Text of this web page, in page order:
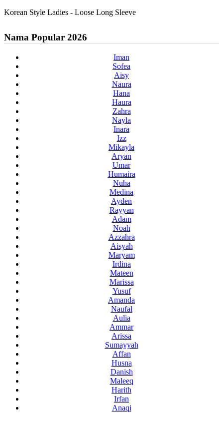
Korean Style Ladies - Loose Long Sleeve
Nama Popular 2026
Iman
Sofea
Aisy
Naura
Hana
Haura
Zahra
Nayla
Inara
Izz
Mikayla
Aryan
Umar
Humaira
Nuha
Medina
Ayden
Rayyan
Adam
Noah
Azzahra
Aisyah
Maryam
Irdina
Mateen
Marissa
Yusuf
Amanda
Naufal
Aulia
Ammar
Arissa
Sumayyah
Affan
Husna
Danish
Maleeq
Harith
Irfan
Anaqi